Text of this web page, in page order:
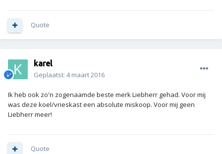
Quote
karel
Geplaatst: 4 maart 2016
Ik heb ook zo'n zogenaamde beste merk Liebherr gehad. Voor mij
was deze koel/vrieskast een absolute miskoop. Voor mij geen
Liebherr meer!
Quote